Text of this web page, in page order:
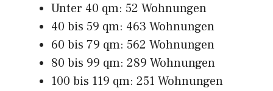
Unter 40 qm: 52 Wohnungen
40 bis 59 qm: 463 Wohnungen
60 bis 79 qm: 562 Wohnungen
80 bis 99 qm: 289 Wohnungen
100 bis 119 qm: 251 Wohnungen